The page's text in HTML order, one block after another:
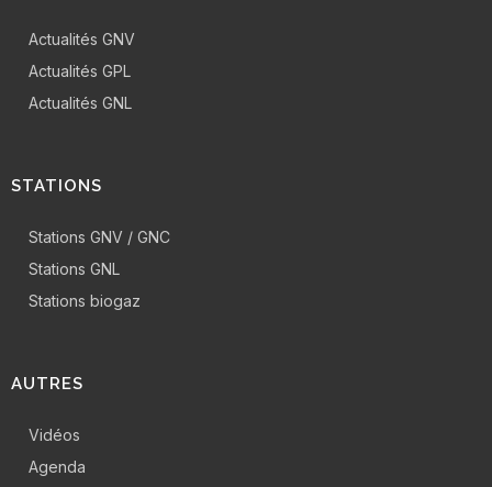
Actualités GNV
Actualités GPL
Actualités GNL
STATIONS
Stations GNV / GNC
Stations GNL
Stations biogaz
AUTRES
Vidéos
Agenda